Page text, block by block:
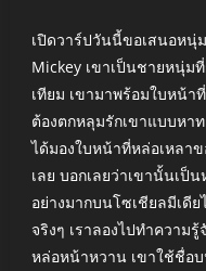
เปิดวาร์ปวันนี้ขอเสนอหนุ่
Mickey เขาเป็นชายหนุ่ม
เทียม เขามาพร้อมใบหน้า
ต้องตกหลุมรักเขาแบบหา
ได้มองใบหน้าที่หล่อเหลา
เลย บอกเลยว่าเขานั้นเ
อย่างมากบนโซเชียลมีเดี
จริงๆ เราลองไปทำความ
หล่อหน้าหวาน เขาใช้ชื่อบ